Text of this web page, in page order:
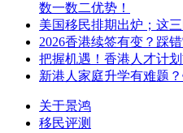
数一数二优势！
美国移民排期出炉；这
2026香港续签有变？踩
把握机遇！香港人才计划
新港人家庭升学有难题
关于景鸿
移民评测